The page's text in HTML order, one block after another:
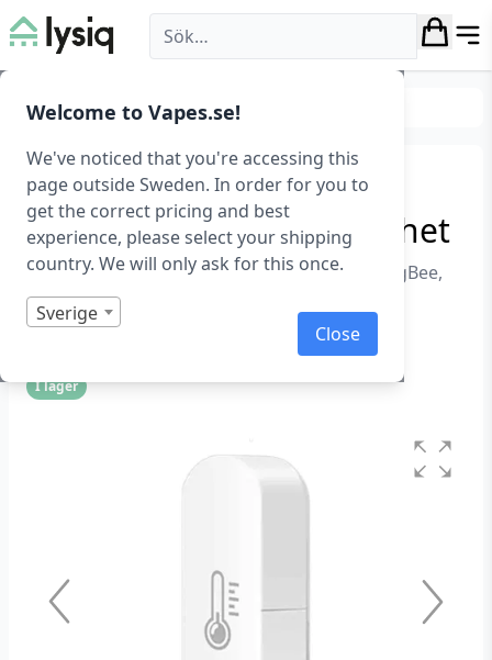
Welcome to Vapes.se!
We've noticed that you're accessing this
page outside Sweden. In order for you to
get the correct pricing and best
experience, please select your shipping
country. We will only ask for this once.
Sverige
Close
Lysiq
Smarta hem Smarta sensorer
ZigBee sensor för
temperatur- & luftfuktighet
Temperatur och luftfuktighetssensor med ZigBee,
RSH
Art.nr: 1368
Betygsatt
1
0I lager